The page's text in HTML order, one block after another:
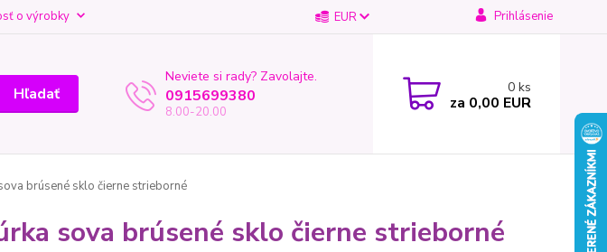
o výrobky EUR Prihlásenie
Hľadať
Neviete si rady? Zavolajte.
0915699380
8.00-20.00
0 ks
za 0,00 EUR
brúsené sklo čierne strieborné
sova brúsené sklo čierne strieborné